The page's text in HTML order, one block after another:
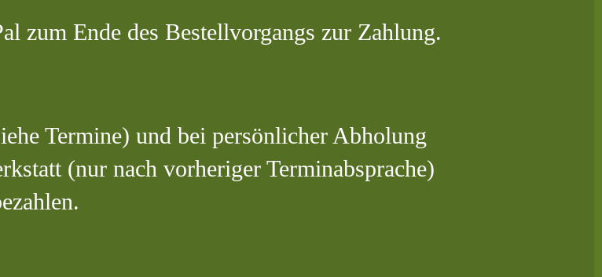
zum Ende des Bestellvorgangs zur Zahlung.
Termine) und bei persönlicher Abholung
(nur nach vorheriger Terminabsprache)